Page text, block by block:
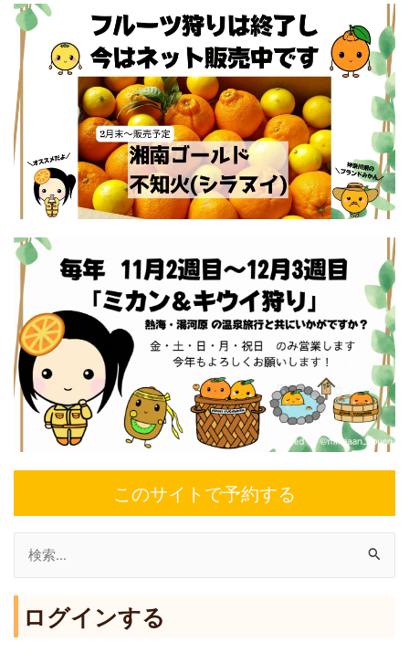
このサイトで予約する
索
象
ログインする